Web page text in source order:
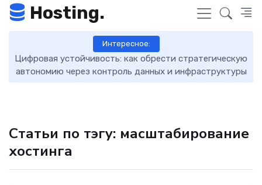
Hosting.
Интересное:
Цифровая устойчивость: как обрести стратегическую
автономию через контроль данных и инфраструктуры
Статьи по тэгу: масштабирование
хостинга